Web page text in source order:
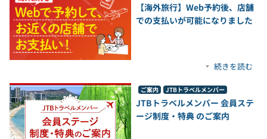
【海外旅行】Web予約後、店舗
での支払いが可能になりました
続きを読む
ご案内 JTBトラベルメンバー
JTBトラベルメンバー 会員ステ
ージ制度・特典 のご案内